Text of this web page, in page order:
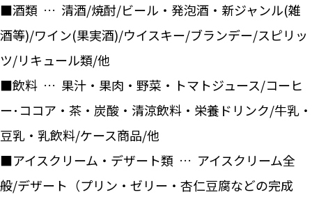
■酒類 … 清酒/焼酎/ビール・発泡酒・新ジャンル(雑
酒等)/ワイン(果実酒)/ウイスキー/ブランデー/スピリッ
ツ/リキュール類/他
■飲料 … 果汁・果肉・野菜・トマトジュース/コーヒ
ー･ココア・茶・炭酸・清涼飲料・栄養ドリンク/牛乳・
豆乳・乳飲料/ケース商品/他
■アイスクリーム・デザート類 … アイスクリーム全
般/デザート（プリン・ゼリー・杏仁豆腐などの完成